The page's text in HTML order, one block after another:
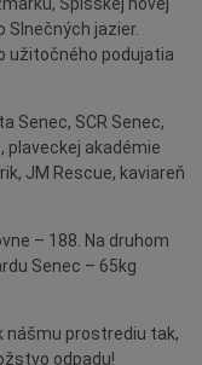
Slnečných jazier.
užitočného podujatia
Senec, SCR Senec,
plaveckej akadémie
JM Rescue, kaviareň
– 188. Na druhom
Senec – 65kg
nášmu prostrediu tak,
odpadu!